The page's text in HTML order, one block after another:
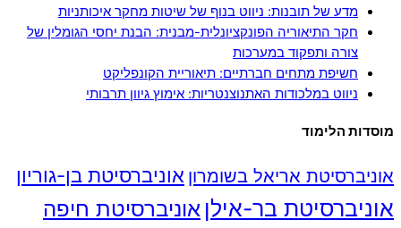
מדע של תובנות: ניווט בנוף של שיטות מחקר איכותניות
חקר התיאוריה הפונקציונלית-מבנית: הבנת יחסי הגומלין של
צורה ותפקוד במערכות
חשיפת מתחים חברתיים: תיאוריית הקונפליקט
ניווט במלכודות האתנוצנטריות: אימוץ גיוון תרבותי
מוסדות הלימוד
אוניברסיטת אריאל בשומרון אוניברסיטת בן-גוריון
אוניברסיטת בר-אילן אוניברסיטת חיפה